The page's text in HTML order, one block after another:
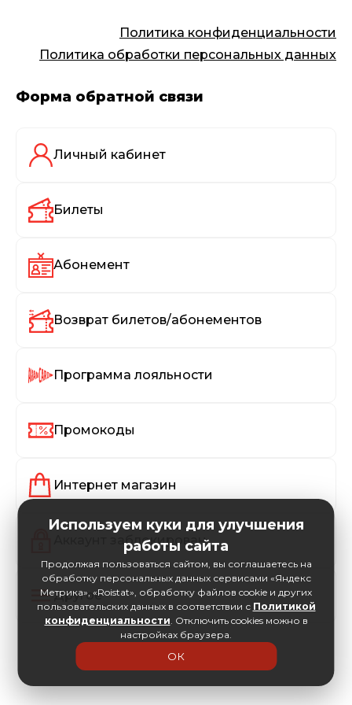
Политика конфиденциальности
Политика обработки персональных данных
Форма обратной связи
Личный кабинет
Билеты
Абонемент
Возврат билетов/абонементов
Программа лояльности
Промокоды
Интернет магазин
Аккаунт заблокирован
Другое
Используем куки для улучшения
работы сайта
Продолжая пользоваться сайтом, вы соглашаетесь на
обработку персональных данных сервисами «Яндекс
Метрика», «Roistat», обработку файлов cookie и других
пользовательских данных в соответствии с Политикой
конфиденциальности. Отключить cookies можно в
настройках браузера.
ОК